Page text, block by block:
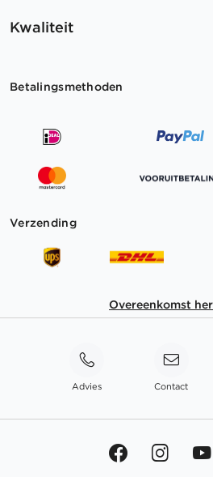
Kwaliteit
Betalingsmethoden
Verzending
Overeenkomst
Advies Contact